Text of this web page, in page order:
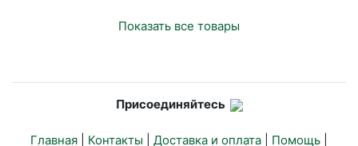
Показать все товары
Присоединяйтесь
Главная Контакты Доставка и оплата Помощь